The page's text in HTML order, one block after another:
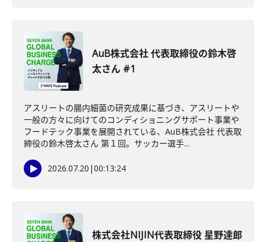
AuB株式会社 代表取締役の鈴木啓
太さん #1
アスリートの腸内細菌の研究成果に基づき、アスリートや
一般の方々に向けてのコンディショニングサポート事業や
フードテック事業を展開されている、AuB株式会社 代表取
締役の鈴木啓太さん 第１回。サッカー選手...
2026.07.20 |00:13:24
株式会社NIJIN代表取締役 星野達郎